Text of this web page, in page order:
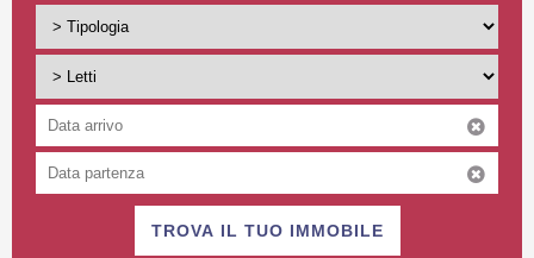
TROVA IL TUO IMMOBILE